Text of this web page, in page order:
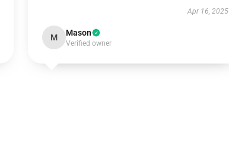
Apr 16, 2025
M Mason
Verified owner